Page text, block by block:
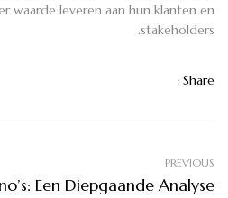
waarde leveren aan hun klanten en
stakeholders.
Share :
PREVIOUS